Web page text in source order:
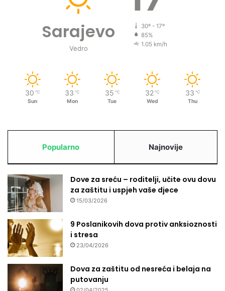
Sarajevo
Vedro
30º - 17º
85%
1.05 km/h
30 ℃
Sun
33 ℃
Mon
35 ℃
Tue
32 ℃
Wed
33 ℃
Thu
Popularno Najnovije
Dove za sreću – roditelji, učite ovu dovu
za zaštitu i uspjeh vaše djece
15/03/2026
9 Poslanikovih dova protiv anksioznosti
i stresa
23/04/2026
Dova za zaštitu od nesreća i belaja na
putovanju